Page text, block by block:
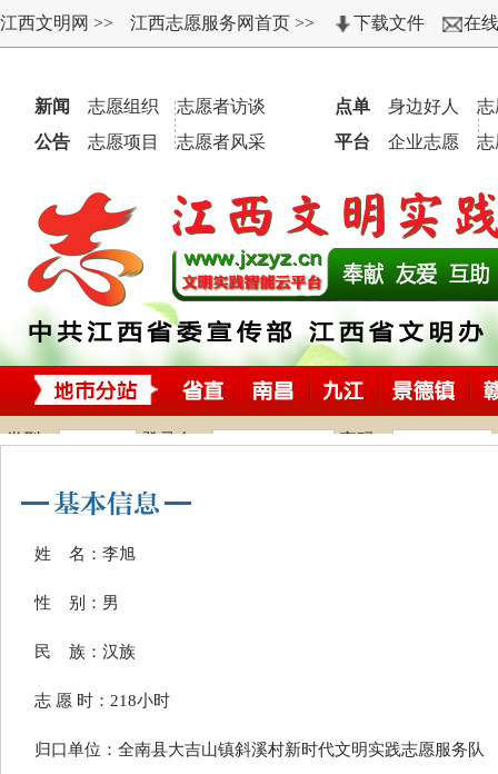
姓 名：李旭
性 别：男
民 族：汉族
志 愿 时：218小时
归口单位：全南县大吉山镇斜溪村新时代文明实践志愿服务队